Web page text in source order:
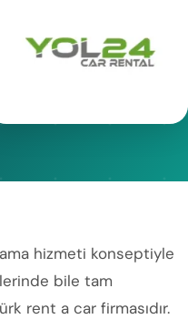
hizmeti konseptiyle
bile tam
rent a car firmasıdır.